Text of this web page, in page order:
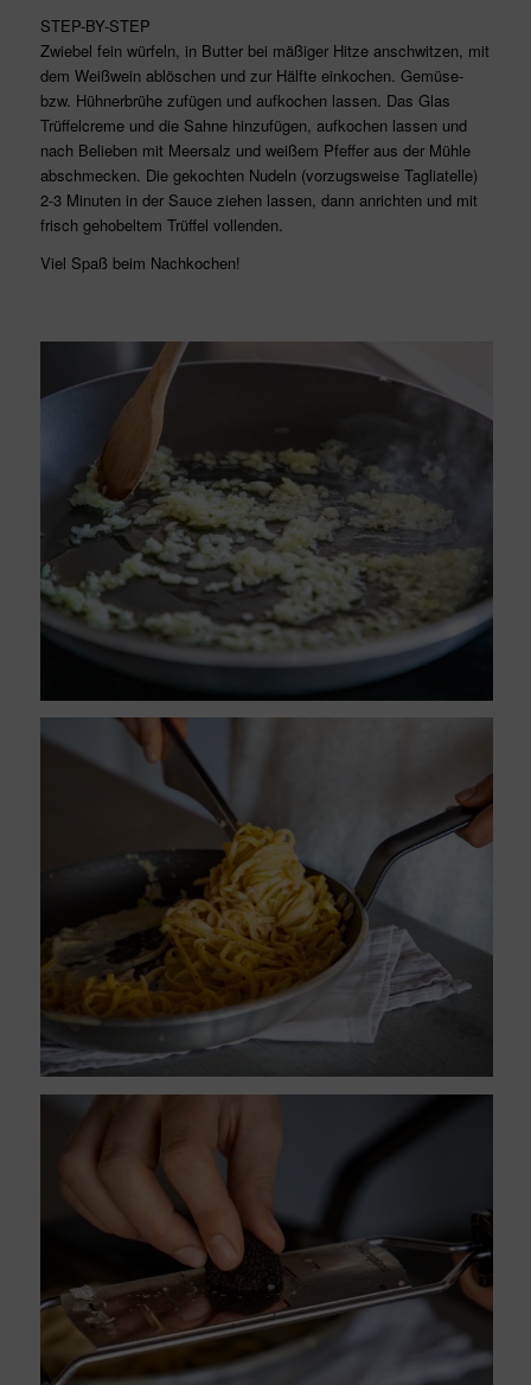
STEP-BY-STEP
Zwiebel fein würfeln, in Butter bei mäßiger Hitze anschwitzen, mit
dem Weißwein ablöschen und zur Hälfte einkochen. Gemüse-
bzw. Hühnerbrühe zufügen und aufkochen lassen. Das Glas
Trüffelcreme und die Sahne hinzufügen, aufkochen lassen und
nach Belieben mit Meersalz und weißem Pfeffer aus der Mühle
abschmecken. Die gekochten Nudeln (vorzugsweise Tagliatelle)
2-3 Minuten in der Sauce ziehen lassen, dann anrichten und mit
frisch gehobeltem Trüffel vollenden.
Viel Spaß beim Nachkochen!